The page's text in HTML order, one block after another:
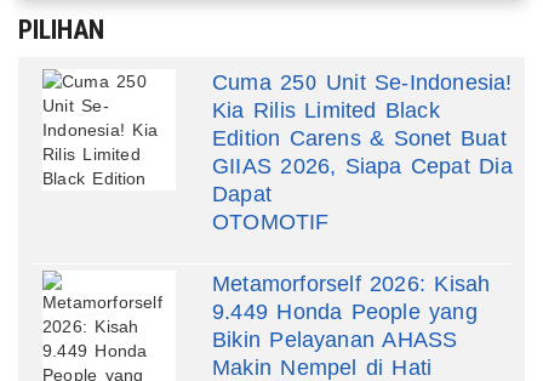
PILIHAN
Cuma 250 Unit Se-Indonesia!
Kia Rilis Limited Black
Edition Carens & Sonet Buat
GIIAS 2026, Siapa Cepat Dia
Dapat
OTOMOTIF
Metamorforself 2026: Kisah
9.449 Honda People yang
Bikin Pelayanan AHASS
Makin Nempel di Hati